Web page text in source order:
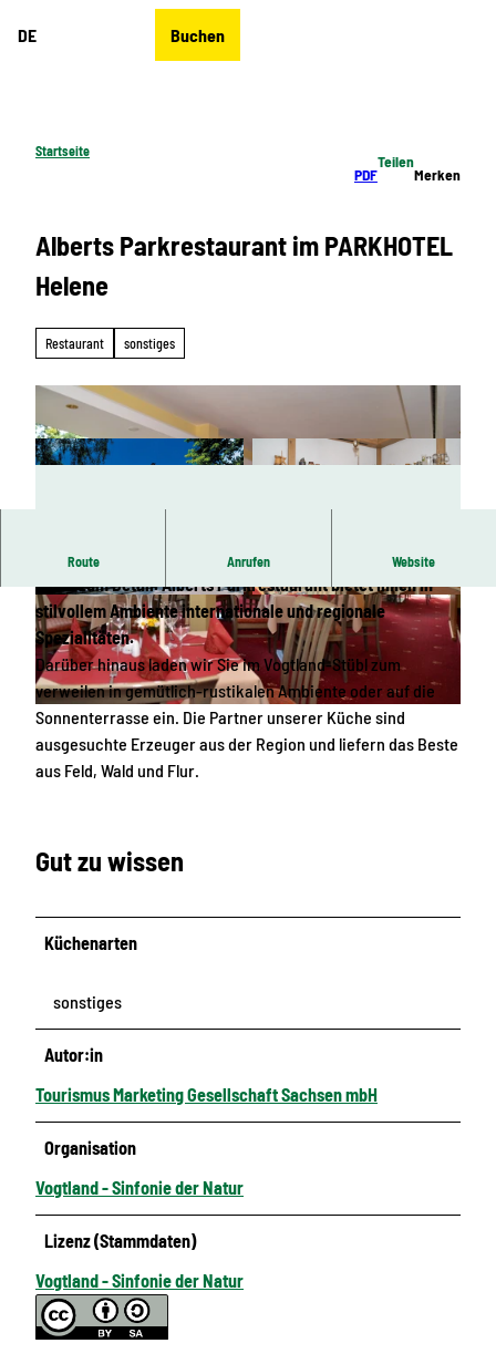
DE Buchen
Startseite
PDF
Teilen
Merken
Alberts Parkrestaurant im PARKHOTEL
Helene
Restaurant sonstiges
© Parkhotel Helene | CC-BY-SA
© Archiv Parkhotel Helene |CC-BY-SA © Parkhotel Helene |CC-BY-SA
Route Anrufen Website
Unsere Gastronomie – das sind erstklassige Zutaten und
Liebe zum Detail. Alberts Parkrestaurant bietet Ihnen in
stilvollem Ambiente internationale und regionale
Spezialitäten.
Darüber hinaus laden wir Sie im Vogtland-Stübl zum
verweilen in gemütlich-rustikalen Ambiente oder auf die
Sonnenterrasse ein. Die Partner unserer Küche sind
ausgesuchte Erzeuger aus der Region und liefern das Beste
aus Feld, Wald und Flur.
Gut zu wissen
Küchenarten
sonstiges
Autor:in
Tourismus Marketing Gesellschaft Sachsen mbH
Organisation
Vogtland - Sinfonie der Natur
Lizenz (Stammdaten)
Vogtland - Sinfonie der Natur